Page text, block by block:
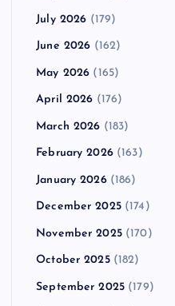
July 2026 (179)
June 2026 (162)
May 2026 (165)
April 2026 (176)
March 2026 (183)
February 2026(163)
January 2026(186)
December 2025(174)
November 2025(170)
October 2025(182)
September 2025 (179)